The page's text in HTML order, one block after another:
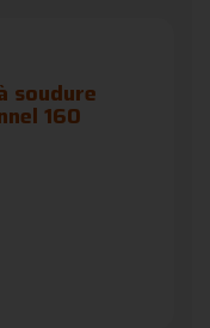
soudure
160